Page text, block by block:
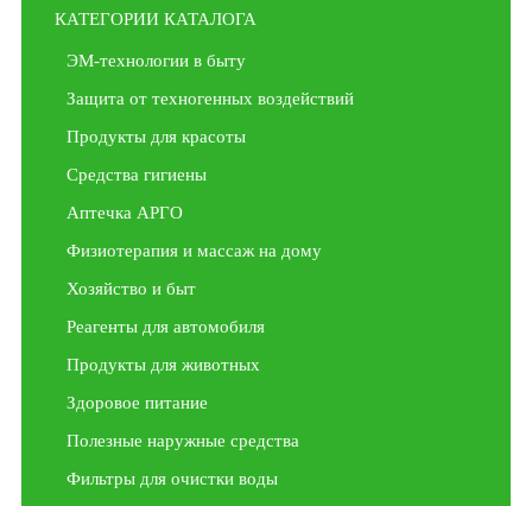
КАТЕГОРИИ КАТАЛОГА
ЭМ-технологии в быту
Защита от техногенных воздействий
Продукты для красоты
Средства гигиены
Аптечка АРГО
Физиотерапия и массаж на дому
Хозяйство и быт
Реагенты для автомобиля
Продукты для животных
Здоровое питание
Полезные наружные средства
Фильтры для очистки воды